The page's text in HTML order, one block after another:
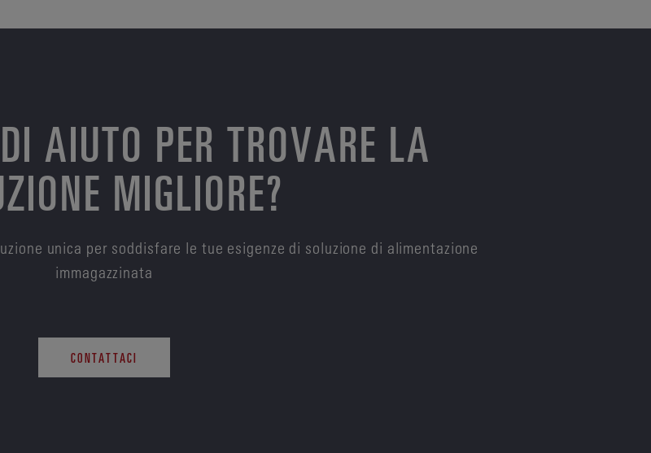
AIUTO PER TROVARE LA
MIGLIORE?
unica per soddisfare le tue esigenze di soluzione di alimentazione
immagazzinata
CONTATTACI